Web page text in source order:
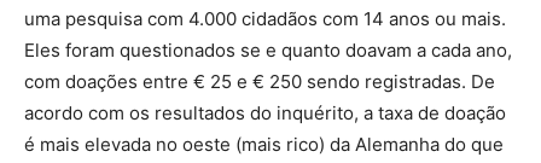
uma pesquisa com 4.000 cidadãos com 14 anos ou mais.
Eles foram questionados se e quanto doavam a cada ano,
com doações entre € 25 e € 250 sendo registradas. De
acordo com os resultados do inquérito, a taxa de doação
é mais elevada no oeste (mais rico) da Alemanha do que